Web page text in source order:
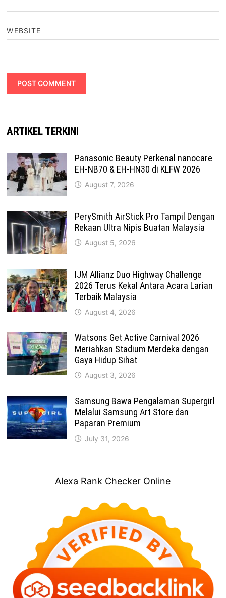
WEBSITE
ARTIKEL TERKINI
Panasonic Beauty Perkenal nanocare
EH-NB70 & EH-HN30 di KLFW 2026
August 7, 2026
PerySmith AirStick Pro Tampil Dengan
Rekaan Ultra Nipis Buatan Malaysia
August 5, 2026
IJM Allianz Duo Highway Challenge
2026 Terus Kekal Antara Acara Larian
Terbaik Malaysia
August 4, 2026
Watsons Get Active Carnival 2026
Meriahkan Stadium Merdeka dengan
Gaya Hidup Sihat
August 3, 2026
Samsung Bawa Pengalaman Supergirl
Melalui Samsung Art Store dan
Paparan Premium
July 31, 2026
Alexa Rank Checker Online